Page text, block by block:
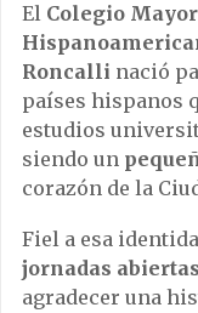
El Colegio
Roncalli nació
países hispanos
estudios
siendo un
corazón de la
Fiel a esa
jornadas abiertas
agradecer una